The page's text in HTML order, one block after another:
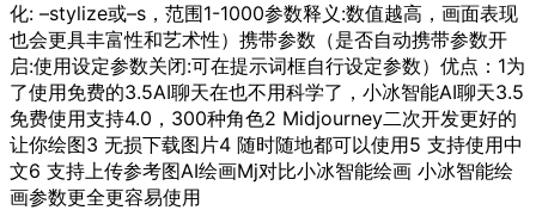
化: –stylize或–s，范围1-1000参数释义:数值越高，画面表现
也会更具丰富性和艺术性）携带参数（是否自动携带参数开
启:使用设定参数关闭:可在提示词框自行设定参数）优点：1为
了使用免费的3.5AI聊天在也不用科学了，小冰智能AI聊天3.5
免费使用支持4.0，300种角色2 Midjourney二次开发更好的
让你绘图3 无损下载图片4 随时随地都可以使用5 支持使用中
文6 支持上传参考图AI绘画Mj对比小冰智能绘画 小冰智能绘
画参数更全更容易使用